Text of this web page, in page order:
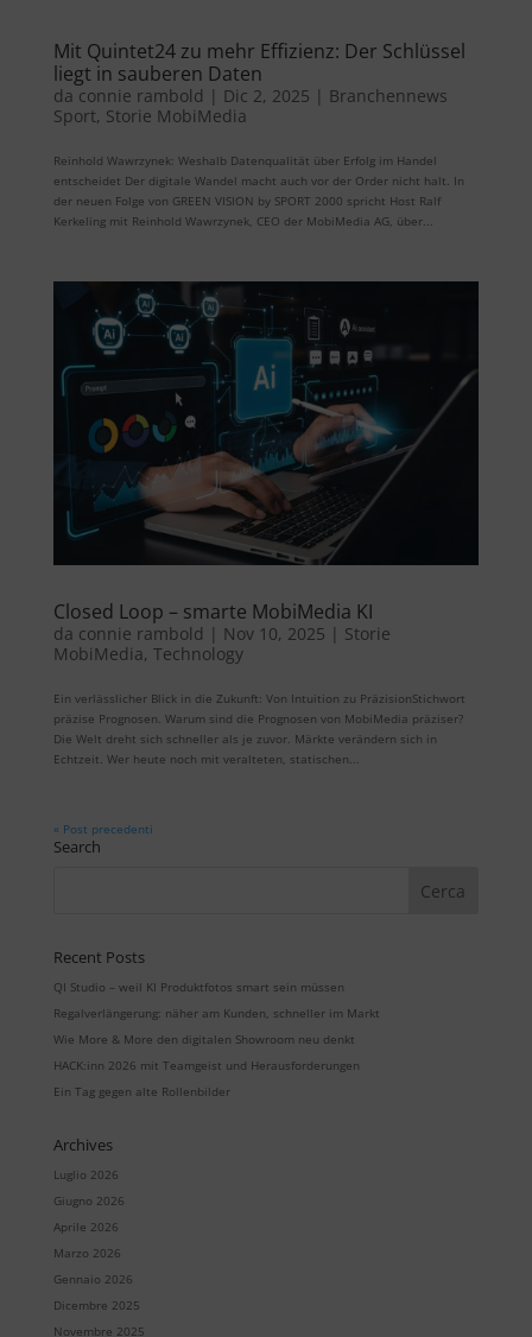
Mit Quintet24 zu mehr Effizienz: Der Schlüssel
liegt in sauberen Daten
da connie rambold | Dic 2, 2025 | Branchennews
Sport, Storie MobiMedia
Reinhold Wawrzynek: Weshalb Datenqualität über Erfolg im Handel
entscheidet Der digitale Wandel macht auch vor der Order nicht halt. In
der neuen Folge von GREEN VISION by SPORT 2000 spricht Host Ralf
Kerkeling mit Reinhold Wawrzynek, CEO der MobiMedia AG, über...
Closed Loop – smarte MobiMedia KI
da connie rambold | Nov 10, 2025 | Storie
MobiMedia, Technology
Ein verlässlicher Blick in die Zukunft: Von Intuition zu PräzisionStichwort
präzise Prognosen. Warum sind die Prognosen von MobiMedia präziser?
Die Welt dreht sich schneller als je zuvor. Märkte verändern sich in
Echtzeit. Wer heute noch mit veralteten, statischen...
« Post precedenti
Search
Recent Posts
QI Studio – weil KI Produktfotos smart sein müssen
Regalverlängerung: näher am Kunden, schneller im Markt
Wie More & More den digitalen Showroom neu denkt
HACK:inn 2026 mit Teamgeist und Herausforderungen
Ein Tag gegen alte Rollenbilder
Archives
Luglio 2026
Giugno 2026
Aprile 2026
Marzo 2026
Gennaio 2026
Dicembre 2025
Novembre 2025